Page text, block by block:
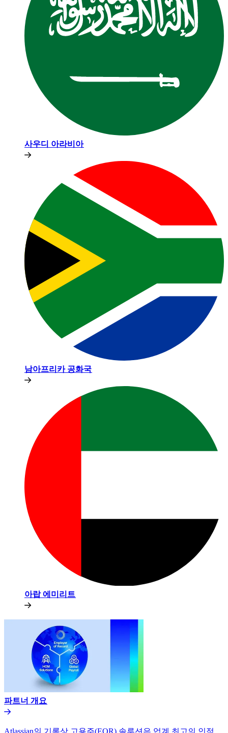
사우디 아라비아​​
남아프리카 공화국​​
아랍 에미리트​​
파트너 개요​​
Atlassian의 기록상 고용주(EOR) 솔루션은 업계 최고의 인적